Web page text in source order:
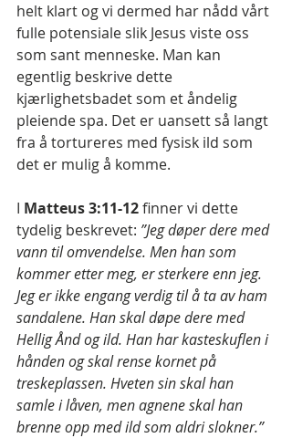
helt klart og vi dermed har nådd vårt
fulle potensiale slik Jesus viste oss
som sant menneske. Man kan
egentlig beskrive dette
kjærlighetsbadet som et åndelig
pleiende spa. Det er uansett så langt
fra å tortureres med fysisk ild som
det er mulig å komme.
I Matteus 3:11-12 finner vi dette
tydelig beskrevet: ”Jeg døper dere med
vann til omvendelse. Men han som
kommer etter meg, er sterkere enn jeg.
Jeg er ikke engang verdig til å ta av ham
sandalene. Han skal døpe dere med
Hellig Ånd og ild. Han har kasteskuflen i
hånden og skal rense kornet på
treskeplassen. Hveten sin skal han
samle i låven, men agnene skal han
brenne opp med ild som aldri slokner.”